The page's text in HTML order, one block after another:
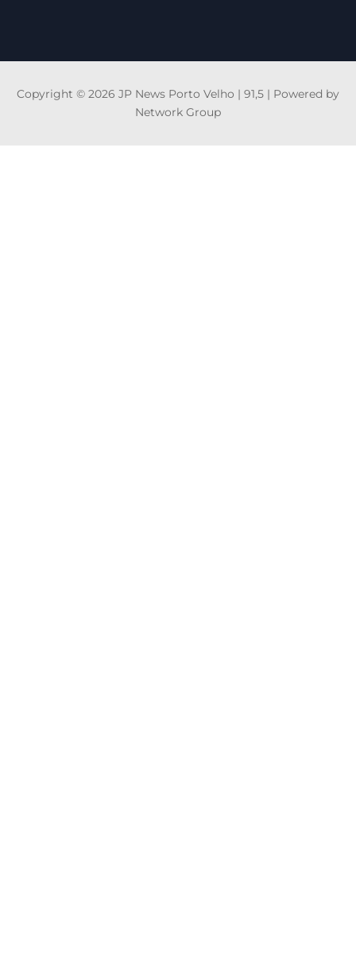
Copyright © 2026 JP News Porto Velho | 91,5 | Powered by
Network Group